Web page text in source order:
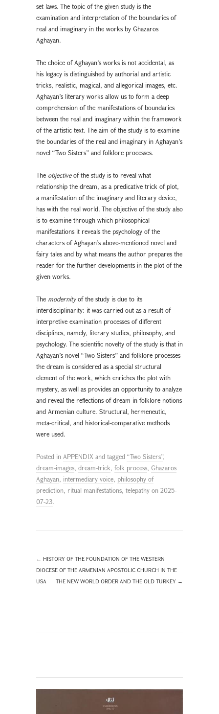
set laws. The topic of the given study is the
examination and interpretation of the boundaries of
real and imaginary in the works by Ghazaros
Aghayan.
The choice of Aghayan’s works is not accidental, as
his legacy is distinguished by authorial and artistic
tricks, realistic, magical, and allegorical images, etc.
Aghayan’s literary works allow us to form a deep
comprehension of the manifestations of boundaries
between the real and imaginary within the framework
of the artistic text. The aim of the study is to examine
the boundaries of the real and imaginary in Aghayan’s
novel “Two Sisters” and folklore processes.
The objectiveof the study is to reveal what
relationship the dream, as a predicative trick of plot,
a manifestation of the imaginary and literary device,
has with the real world. The objective of the study also
is to examine through which philosophical
manifestations it reveals the psychology of the
characters of Aghayan’s above-mentioned novel and
fairy tales and by what means the author prepares the
reader for the further developments in the plot of the
given works.
The modernityof the study is due to its
interdisciplinarity: it was carried out as a result of
interpretive examination processes of different
disciplines, namely, literary studies, philosophy, and
psychology. The scientific novelty of the study is that in
Aghayan’s novel “Two Sisters” and folklore processes
the dream is considered as a special structural
element of the work, which enriches the plot with
mystery, as well as provides an opportunity to analyze
and reveal the reflections of dream in folklore notions
and Armenian culture. Structural, hermeneutic,
meta-critical, and historical-comparative methods
were used.
Posted in APPENDIX and tagged “Two Sisters”,
dream-images, dream-trick, folk process, Ghazaros
Aghayan, intermediary voice, philosophy of
prediction, ritual manifestations, telepathy on 2025-
07-23.
← HISTORY OF THE FOUNDATION OF THE WESTERN
DIOCESE OF THE ARMENIAN APOSTOLIC CHURCH IN THE
USA
THE NEW WORLD ORDER AND THE OLD TURKEY →